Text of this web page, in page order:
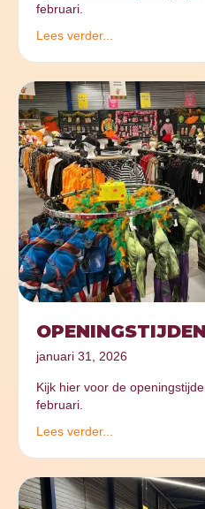
februari.
Lees verder...
januari 31, 2026
Kijk hier voor de
februari.
Lees verder...